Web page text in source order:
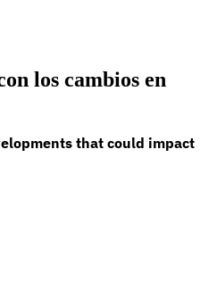
los cambios en
that could impact